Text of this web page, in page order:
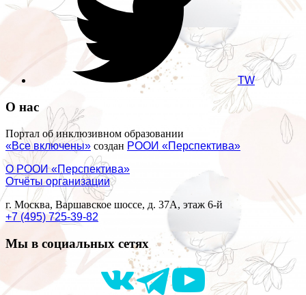
TW
О нас
Портал об инклюзивном образовании
«Все включены» создан РООИ «Перспектива»
О РООИ «Перспектива»
Отчёты организации
г. Москва, Варшавское шоссе, д. 37А, этаж 6-й
+7 (495) 725-39-82
Мы в социальных сетях